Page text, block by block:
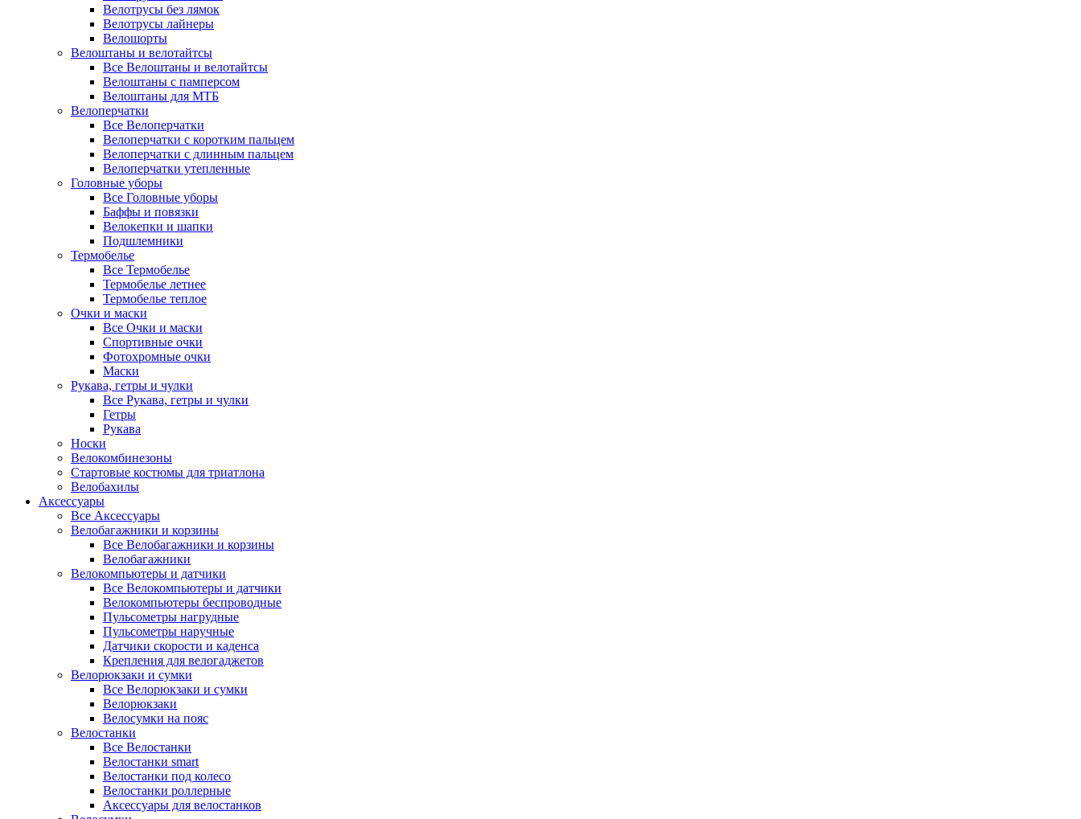
Велотрусы без лямок
Велотрусы лайнеры
Велошорты
Велоштаны и велотайтсы
Все Велоштаны и велотайтсы
Велоштаны с памперсом
Велоштаны для МТБ
Велоперчатки
Все Велоперчатки
Велоперчатки с коротким пальцем
Велоперчатки с длинным пальцем
Велоперчатки утепленные
Головные уборы
Все Головные уборы
Баффы и повязки
Велокепки и шапки
Подшлемники
Термобелье
Все Термобелье
Термобелье летнее
Термобелье теплое
Очки и маски
Все Очки и маски
Спортивные очки
Фотохромные очки
Маски
Рукава, гетры и чулки
Все Рукава, гетры и чулки
Гетры
Рукава
Носки
Велокомбинезоны
Стартовые костюмы для триатлона
Велобахилы
Аксессуары
Все Аксессуары
Велобагажники и корзины
Все Велобагажники и корзины
Велобагажники
Велокомпьютеры и датчики
Все Велокомпьютеры и датчики
Велокомпьютеры беспроводные
Пульсометры нагрудные
Пульсометры наручные
Датчики скорости и каденса
Крепления для велогаджетов
Велорюкзаки и сумки
Все Велорюкзаки и сумки
Велорюкзаки
Велосумки на пояс
Велостанки
Все Велостанки
Велостанки smart
Велостанки под колесо
Велостанки роллерные
Аксессуары для велостанков